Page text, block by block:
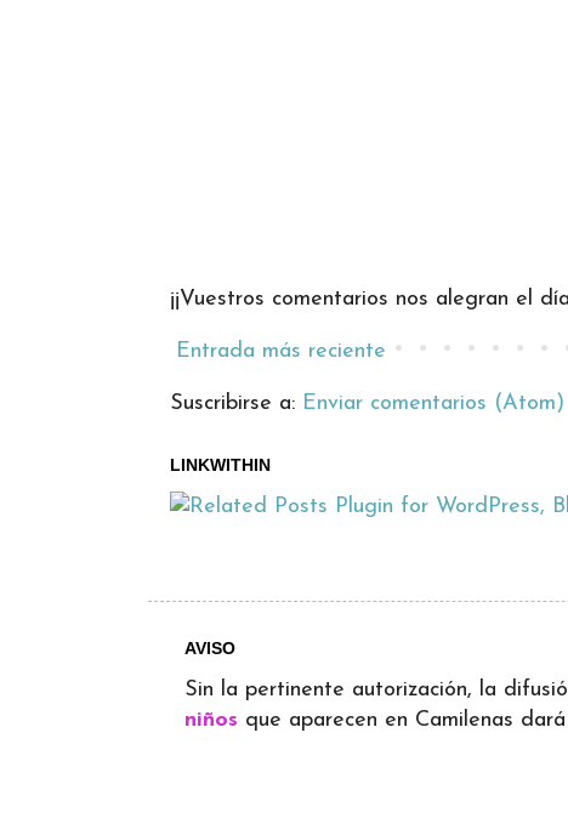
¡¡Vuestros comentarios nos alegran el
Entrada más reciente
Suscribirse a: Enviar comentarios (Atom)
LINKWITHIN
AVISO
Sin la pertinente autorización, la
niños que aparecen en Camilenas